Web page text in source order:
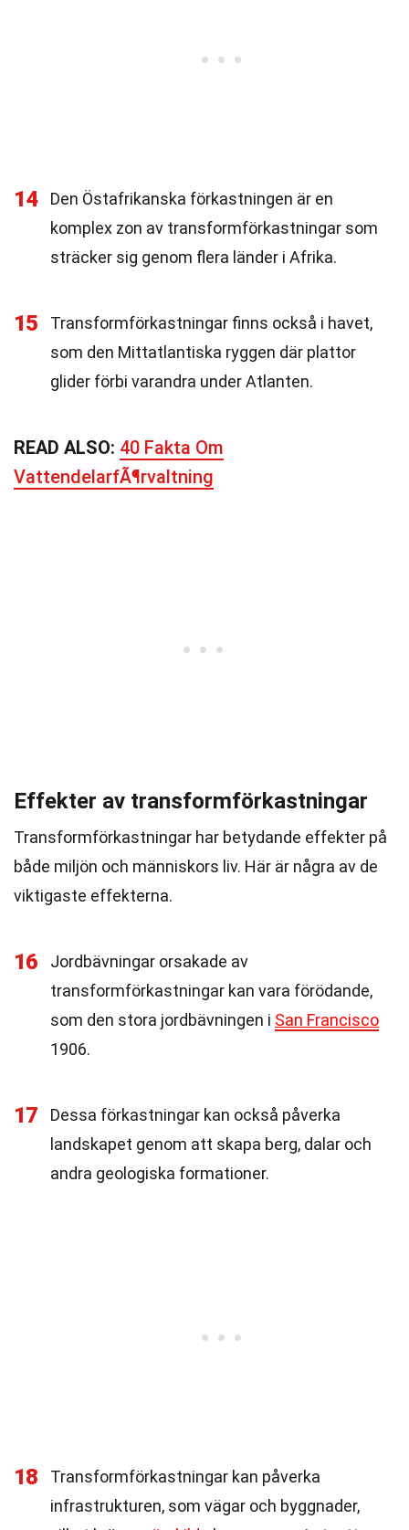
14
Den Östafrikanska förkastningen är en
komplex zon av transformförkastningar som
sträcker sig genom flera länder i Afrika.
15
Transformförkastningar finns också i havet,
som den Mittatlantiska ryggen där plattor
glider förbi varandra under Atlanten.
READ ALSO: 40 Fakta Om
VattendelarfÃ¶rvaltning
Effekter av transformförkastningar
Transformförkastningar har betydande effekter på
både miljön och människors liv. Här är några av de
viktigaste effekterna.
16
Jordbävningar orsakade av
transformförkastningar kan vara förödande,
som den stora jordbävningen i San Francisco
1906.
17
Dessa förkastningar kan också påverka
landskapet genom att skapa berg, dalar och
andra geologiska formationer.
18
Transformförkastningar kan påverka
infrastrukturen, som vägar och byggnader,